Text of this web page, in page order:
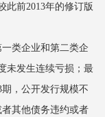
此前2013年的修订版
一类企业和第二类企
未发生连续亏损；最
，公开发行规模不
其他债务违约或者